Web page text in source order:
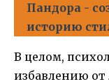
Пандора -
историю
В целом,
избавлению от